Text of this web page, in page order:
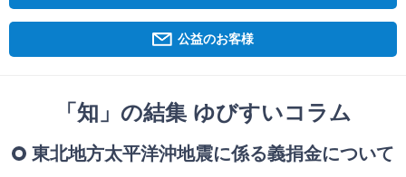
公益のお客様
京都オフィス
相続・贈与・事業承継をお考えの方
「知」の結集 ゆびすいコラム
東北地方太平洋沖地震に係る義捐金について